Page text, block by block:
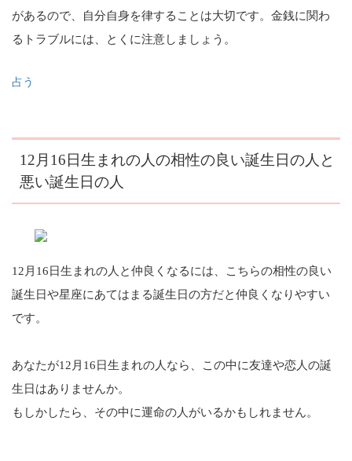
があるので、自分自身を律することは大切です。金銭に関わ
るトラブルには、とくに注意しましょう。
占う
12月16日生まれの人の相性の良い誕生日の人と
悪い誕生日の人
12月16日生まれの人と仲良くなるには、こちらの相性の良い
誕生日や星座にあてはまる誕生日の方だと仲良くなりやすい
です。
あなたが12月16日生まれの人なら、この中に友達や恋人の誕
生日はありませんか。
もしかしたら、その中に運命の人がいるかもしれません。